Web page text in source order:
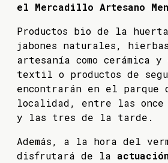
el Mercadillo Artesano
Productos bio de la
jabones naturales,
artesanía como cerámica
textil o productos de
encontrarán en el parque
localidad, entre las once
y las tres de la tarde.
Además, a la hora del
disfrutará de la